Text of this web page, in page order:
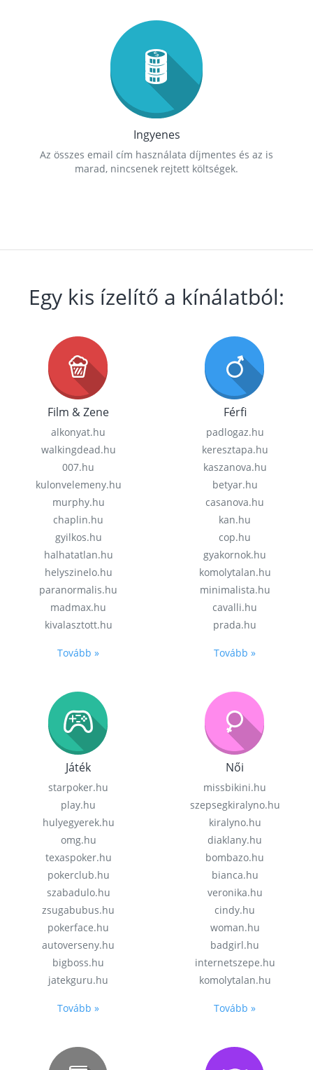
Ingyenes
Az összes email cím használata díjmentes és az is
marad, nincsenek rejtett költségek.
Egy kis ízelítő a kínálatból:
Film & Zene
alkonyat.hu
walkingdead.hu
007.hu
kulonvelemeny.hu
murphy.hu
chaplin.hu
gyilkos.hu
halhatatlan.hu
helyszinelo.hu
paranormalis.hu
madmax.hu
kivalasztott.hu
Tovább »
Férfi
padlogaz.hu
keresztapa.hu
kaszanova.hu
betyar.hu
casanova.hu
kan.hu
cop.hu
gyakornok.hu
komolytalan.hu
minimalista.hu
cavalli.hu
prada.hu
Tovább »
Játék
starpoker.hu
play.hu
hulyegyerek.hu
omg.hu
texaspoker.hu
pokerclub.hu
szabadulo.hu
zsugabubus.hu
pokerface.hu
autoverseny.hu
bigboss.hu
jatekguru.hu
Tovább »
Női
missbikini.hu
szepsegkiralyno.hu
kiralyno.hu
diaklany.hu
bombazo.hu
bianca.hu
veronika.hu
cindy.hu
woman.hu
badgirl.hu
internetszepe.hu
komolytalan.hu
Tovább »